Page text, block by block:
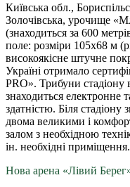
Київська обл.,
Золочівська, урочище
(знаходиться за 600
поле: розміри 105х68 м
високоякісне штучне
Україні отримало
PRO». Трибуни стадіону
знаходиться електронне
здатністю. Біля стадіону
двома великими і
залом з необхідною
ін. необхідні приміщення.
Нова арена «Лівий